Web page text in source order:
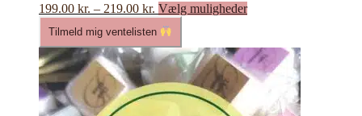
på
199.00 kr. – 219.00 kr. Prisinterval:
199.00 kr.
til
219.00 kr.
Vælg mulighederDette
flere
varianter.
Mulighederne
vælges
Tilmeld mig ventelisten